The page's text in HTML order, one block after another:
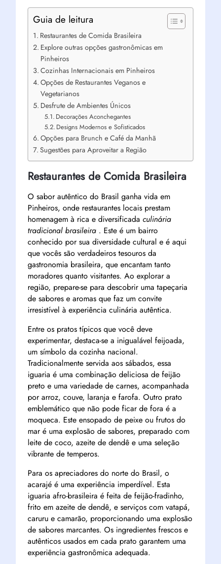
Guia de leitura
Restaurantes de Comida Brasileira
Explore outras opções gastronômicas em
Pinheiros
Cozinhas Internacionais em Pinheiros
Opções de Restaurantes Veganos e
Vegetarianos
Desfrute de Ambientes Únicos
Decorações Aconchegantes
Designs Modernos e Sofisticados
Opções para Brunch e Café da Manhã
Sugestões para Aproveitar a Região
Restaurantes de Comida Brasileira
O sabor autêntico do Brasil ganha vida em
Pinheiros, onde restaurantes locais prestam
homenagem à rica e diversificada culinária
tradicional brasileira . Este é um bairro
conhecido por sua diversidade cultural e é aqui
que vocês são verdadeiros tesouros da
gastronomia brasileira, que encantam tanto
moradores quanto visitantes. Ao explorar a
região, prepare-se para descobrir uma tapeçaria
de sabores e aromas que faz um convite
irresistível à experiência culinária autêntica.
Entre os pratos típicos que você deve
experimentar, destaca-se a inigualável feijoada,
um símbolo da cozinha nacional.
Tradicionalmente servida aos sábados, essa
iguaria é uma combinação deliciosa de feijão
preto e uma variedade de carnes, acompanhada
por arroz, couve, laranja e farofa. Outro prato
emblemático que não pode ficar de fora é a
moqueca. Este ensopado de peixe ou frutos do
mar é uma explosão de sabores, preparado com
leite de coco, azeite de dendê e uma seleção
vibrante de temperos.
Para os apreciadores do norte do Brasil, o
acarajé é uma experiência imperdível. Esta
iguaria afro-brasileira é feita de feijão-fradinho,
frito em azeite de dendê, e serviços com vatapá,
caruru e camarão, proporcionando uma explosão
de sabores marcantes. Os ingredientes frescos e
autênticos usados ​​em cada prato garantem uma
experiência gastronômica adequada.